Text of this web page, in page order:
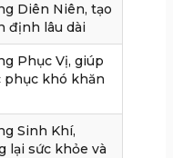
Diên Niên, tạo
định lâu dài
Phục Vị, giúp
phục khó khăn
Sinh Khí,
lại sức khỏe và